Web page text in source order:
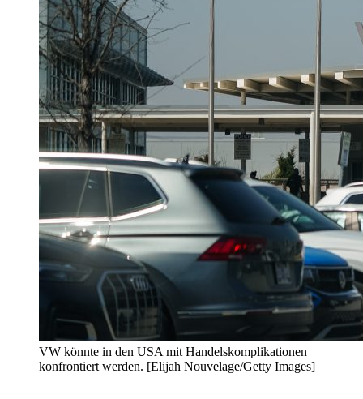
VW könnte in den USA mit Handelskomplikationen
konfrontiert werden. [Elijah Nouvelage/Getty Images]